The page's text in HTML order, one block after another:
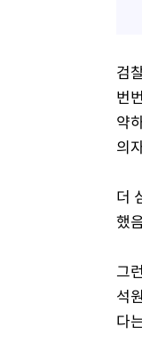
검
번
약
의
더
했
그
석
다